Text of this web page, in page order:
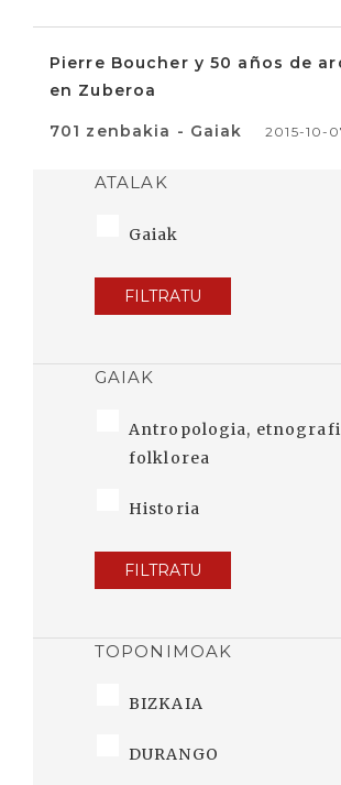
Pierre Boucher y 50 años de
en Zuberoa
701 zenbakia - Gaiak 2015-10-
ATALAK
Gaiak
FILTRATU
GAIAK
Antropologia,
folklorea
Historia
FILTRATU
TOPONIMOAK
BIZKAIA
DURANGO